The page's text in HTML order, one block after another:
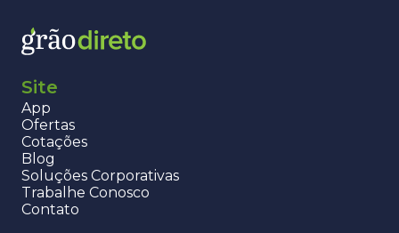
Site
App
Ofertas
Cotações
Blog
Soluções Corporativas
Trabalhe Conosco
Contato